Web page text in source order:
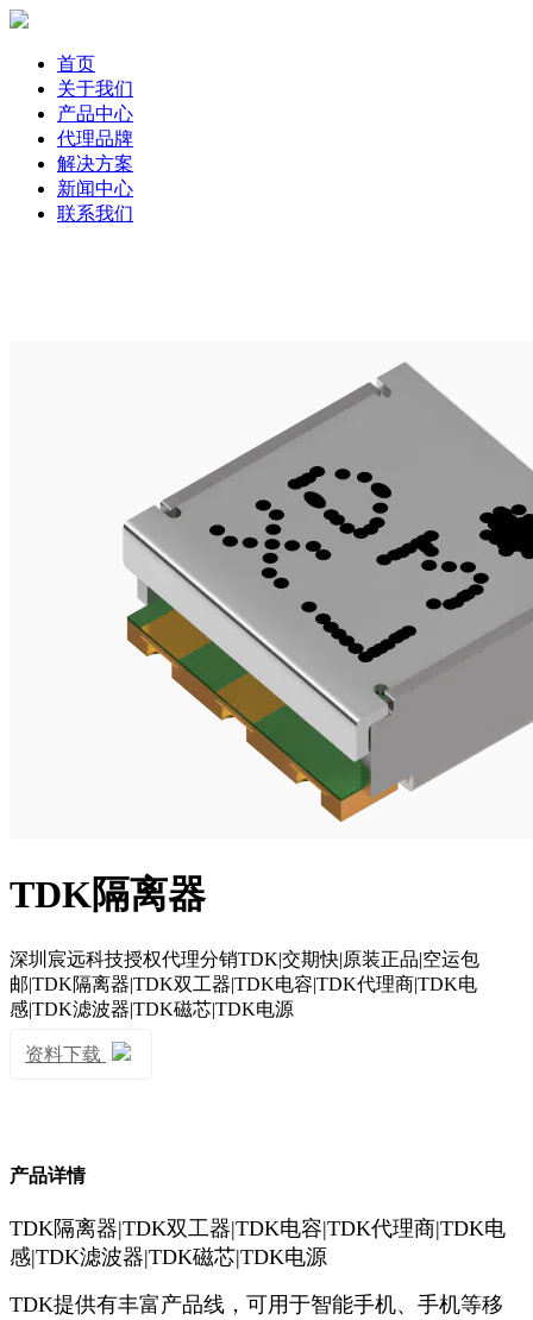
首页
关于我们
产品中心
代理品牌
解决方案
新闻中心
联系我们
TDK隔离器
深圳宸远科技授权代理分销TDK|交期快|原装正品|空运包
邮|TDK隔离器|TDK双工器|TDK电容|TDK代理商|TDK电
感|TDK滤波器|TDK磁芯|TDK电源
资料下载
产品详情
TDK隔离器|TDK双工器|TDK电容|TDK代理商|TDK电
感|TDK滤波器|TDK磁芯|TDK电源
TDK提供有丰富产品线，可用于智能手机、手机等移